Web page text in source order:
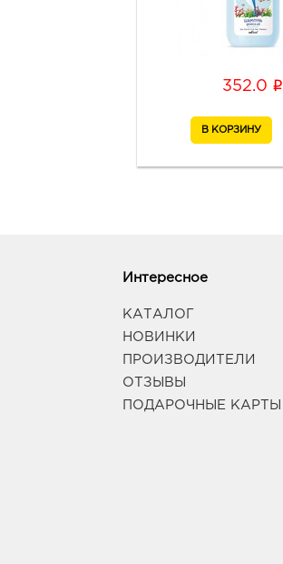
352.0 i
Интересное
КАТАЛОГ
НОВИНКИ
ПРОИЗВОДИТЕЛИ
ОТЗЫВЫ
ПОДАРОЧНЫЕ КАРТЫ